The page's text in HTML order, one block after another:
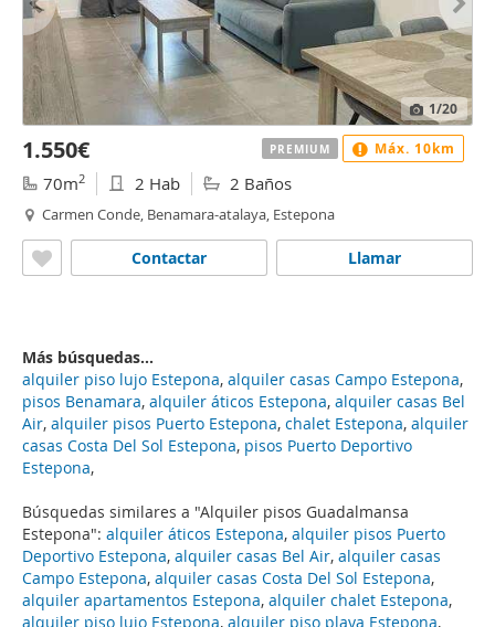
Búsquedas similares a "Alquiler pisos Guadalmansa
Estepona": alquiler áticos Estepona, alquiler pisos Puerto
Deportivo Estepona, alquiler casas Bel Air, alquiler casas
Campo Estepona, alquiler casas Costa Del Sol Estepona,
alquiler apartamentos Estepona, alquiler chalet Estepona,
alquiler piso lujo Estepona, alquiler piso playa Estepona,
1/20
1.550€
70m2 2 Hab 2 Baños
Carmen Conde, Benamara-atalaya, Estepona
Llamar
Contactar
PREMIUM Máx. 10km
Más búsquedas...
alquiler piso lujo Estepona, alquiler casas Campo Estepona,
pisos Benamara, alquiler áticos Estepona, alquiler casas Bel
Air, alquiler pisos Puerto Estepona, chalet Estepona, alquiler
casas Costa Del Sol Estepona, pisos Puerto Deportivo
Estepona,